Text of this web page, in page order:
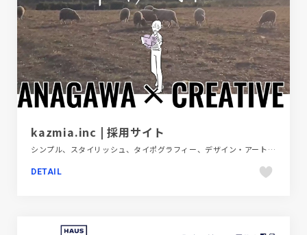
kazmia.inc | 採用サイト
シンプル、スタイリッシュ、タイポグラフィー、デザイン・アート・音楽・文芸、ホワイト系、モーション多め、動画が流れる、大きめ写真、新卒・中途採用サイト
DETAIL